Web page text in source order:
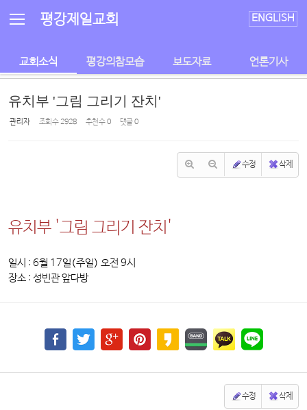
평강제일교회 ENGLISH
교회소식 평강의참모습 보도자료 언론기사
유치부 '그림 그리기 잔치'
관리자 조회 수2928 추천 수0 댓글0
수정 삭제
유치부 '그림 그리기 잔치'
일시 : 6월 17일(주일) 오전 9시
장소 : 성빈관 앞다방
수정 삭제